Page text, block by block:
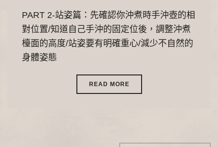
PART 2-站姿篇：先確認你沖煮時手沖壺的相
對位置/知道自己手沖的固定位後，調整沖煮
檯面的高度/站姿要有明確重心/減少不自然的
身體姿態
READ MORE